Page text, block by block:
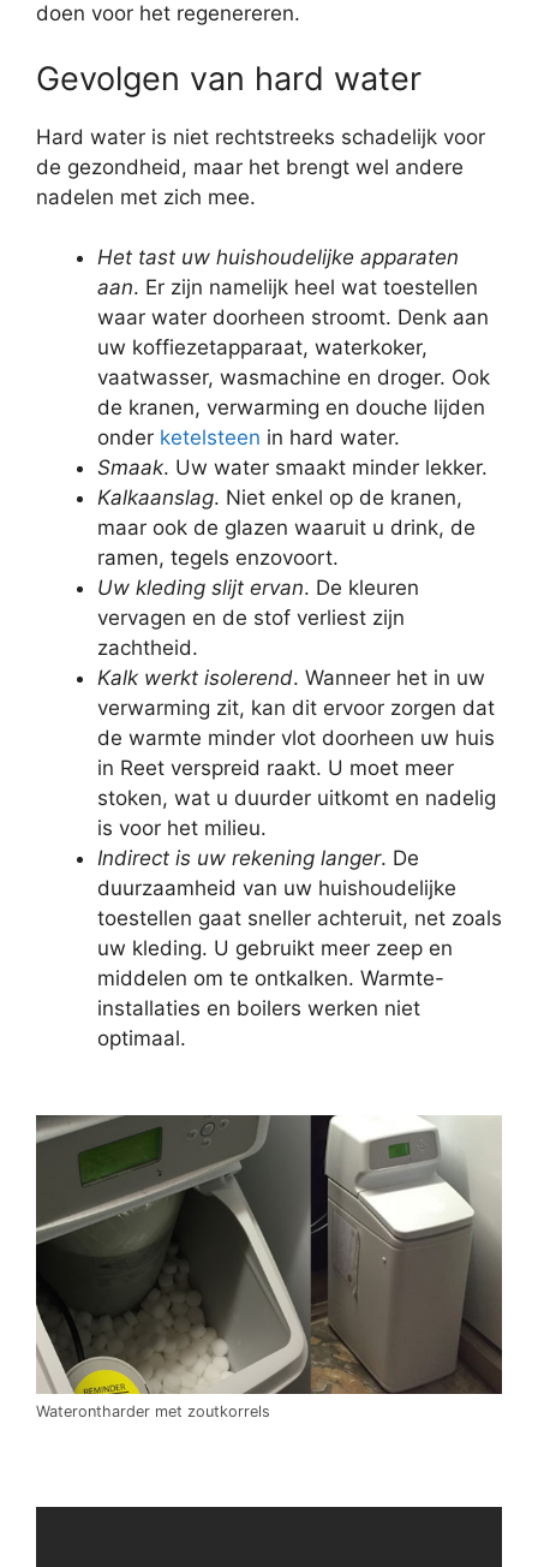
doen voor het regenereren.
Gevolgen van hard water
Hard water is niet rechtstreeks schadelijk voor
de gezondheid, maar het brengt wel andere
nadelen met zich mee.
Het tast uw huishoudelijke apparaten
aan. Er zijn namelijk heel wat toestellen
waar water doorheen stroomt. Denk aan
uw koffiezetapparaat, waterkoker,
vaatwasser, wasmachine en droger. Ook
de kranen, verwarming en douche lijden
onder ketelsteen in hard water.
Smaak. Uw water smaakt minder lekker.
Kalkaanslag. Niet enkel op de kranen,
maar ook de glazen waaruit u drink, de
ramen, tegels enzovoort.
Uw kleding slijt ervan. De kleuren
vervagen en de stof verliest zijn
zachtheid.
Kalk werkt isolerend. Wanneer het in uw
verwarming zit, kan dit ervoor zorgen dat
de warmte minder vlot doorheen uw huis
in Reet verspreid raakt. U moet meer
stoken, wat u duurder uitkomt en nadelig
is voor het milieu.
Indirect is uw rekening langer. De
duurzaamheid van uw huishoudelijke
toestellen gaat sneller achteruit, net zoals
uw kleding. U gebruikt meer zeep en
middelen om te ontkalken. Warmte-
installaties en boilers werken niet
optimaal.
Waterontharder met zoutkorrels